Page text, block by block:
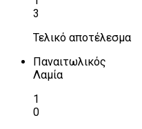
3
Τελικό αποτέλεσμα
Παναιτωλικός
Λαμία
1
0